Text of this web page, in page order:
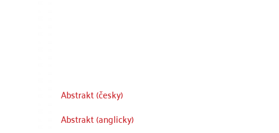
Abstrakt (česky)
Abstrakt (anglicky)